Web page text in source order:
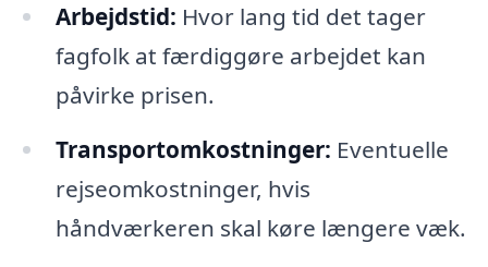
Arbejdstid: Hvor lang tid det tager
fagfolk at færdiggøre arbejdet kan
påvirke prisen.
Transportomkostninger: Eventuelle
rejseomkostninger, hvis
håndværkeren skal køre længere væk.